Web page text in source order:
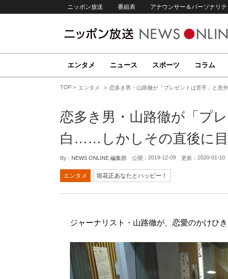
ニッポン放送 番組表 アナウンサー＆パーソナリテ
エンタメ ニュース スポーツ コラム
TOP エンタメ 恋多き男・山路徹が「プレゼントは苦手」と
恋多き男・山路徹が「プ
白……しかしその直後に目
By - NEWS ONLINE 編集部 公開： 2019-12-09 更新： 2020-01-10
エンタメ 垣花正あなたとハッピー！
ジャーナリスト・山路徹が、恋愛のかけひ